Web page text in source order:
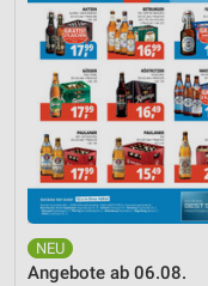
Angebote ab 06.08.